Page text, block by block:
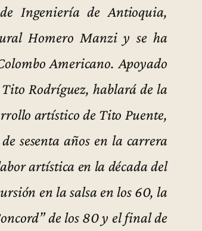
Ingeniería de Antioquia,
Homero Manzi y se ha
Americano. Apoyado
Rodríguez, hablará de la
artístico de Tito Puente,
sesenta años en la carrera
artística en la década del
en la salsa en los 60, la
de los 80 y el final de